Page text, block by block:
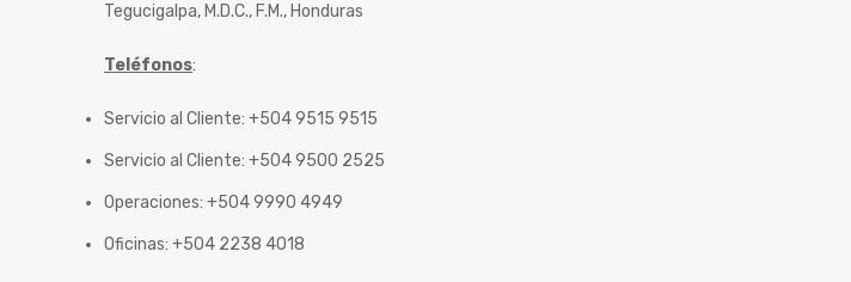
Tegucigalpa, M.D.C., F.M., Honduras
Teléfonos:
Servicio al Cliente: +504 9515 9515
Servicio al Cliente: +504 9500 2525
Operaciones: +504 9990 4949
Oficinas: +504 2238 4018